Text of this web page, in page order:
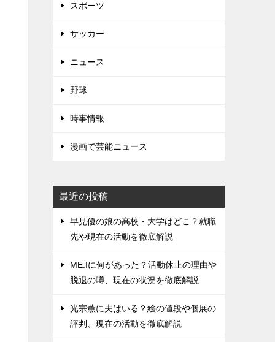
スポーツ
サッカー
ニュース
野球
時事情報
漫画で芸能ニュース
最近の投稿
早見優の娘の高校・大学はどこ？就職
先や現在の活動を徹底解説
ME:Iに何があった？活動休止の理由や
脱退の噂、現在の状況を徹底解説
光宗薫に夫はいる？絵の値段や個展の
評判、現在の活動を徹底解説